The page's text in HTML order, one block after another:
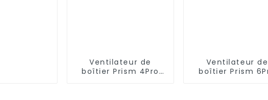
Ventilateur de
boîtier Prism 4Pro
Ventilateur de
boîtier Prism